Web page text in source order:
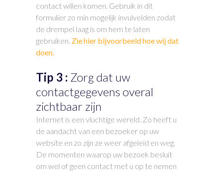
contact willen komen. Gebruik in dit
formulier zo min mogelijk invulvelden zodat
de drempel laag is om hem te laten
gebruiken. Zie hier bijvoorbeeld hoe wij dat
doen.
Tip 3 : Zorg dat uw
contactgegevens overal
zichtbaar zijn
Internet is een vluchtige wereld. Zo heeft u
de aandacht van een bezoeker op uw
website en zo zijn ze weer afgeleid en weg.
De momenten waarop uw bezoek besluit
om wel of geen contact met u op te nemen